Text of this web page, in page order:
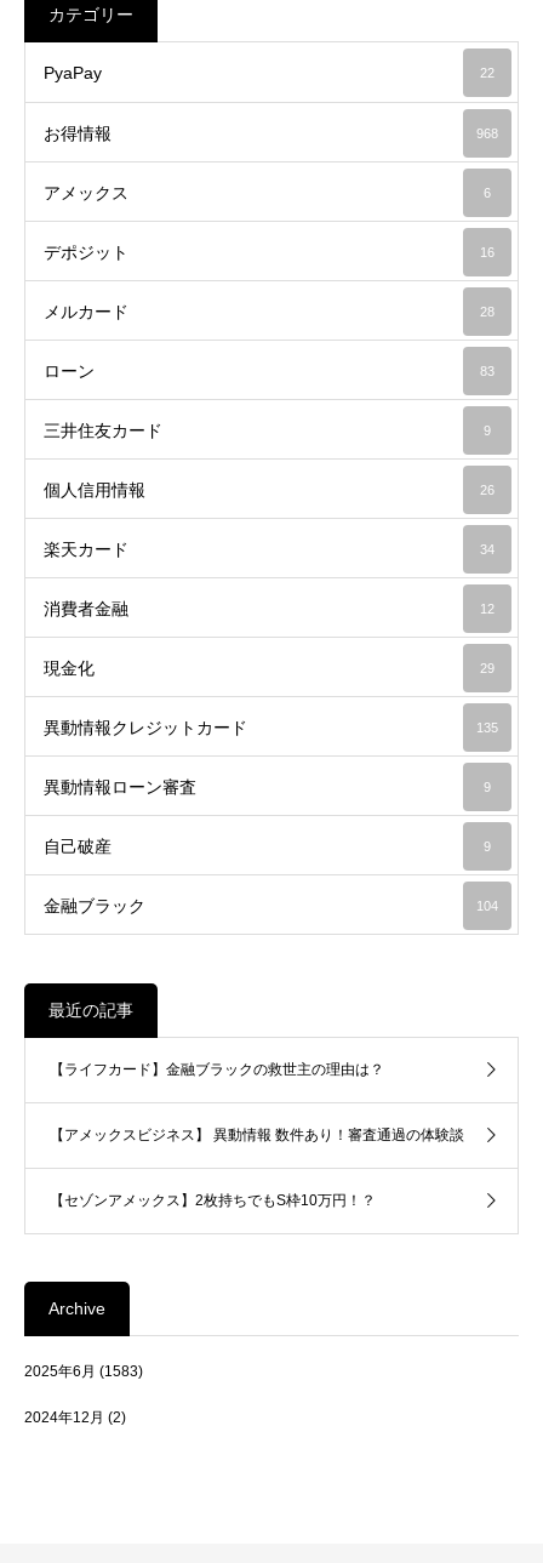
カテゴリー
PyaPay 22
お得情報 968
アメックス 6
デポジット 16
メルカード 28
ローン 83
三井住友カード 9
個人信用情報 26
楽天カード 34
消費者金融 12
現金化 29
異動情報クレジットカード 135
異動情報ローン審査 9
自己破産 9
金融ブラック 104
最近の記事
【ライフカード】金融ブラックの救世主の理由は？
【アメックスビジネス】 異動情報 数件あり！審査通過の体験談
【セゾンアメックス】2枚持ちでもS枠10万円！？
Archive
2025年6月 (1583)
2024年12月 (2)